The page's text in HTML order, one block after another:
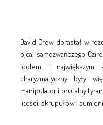
David Crow dorastał w
ojca, samozwańczego
idolem i największym
charyzmatyczny były
manipulator i brutalny
litości, skrupułów i